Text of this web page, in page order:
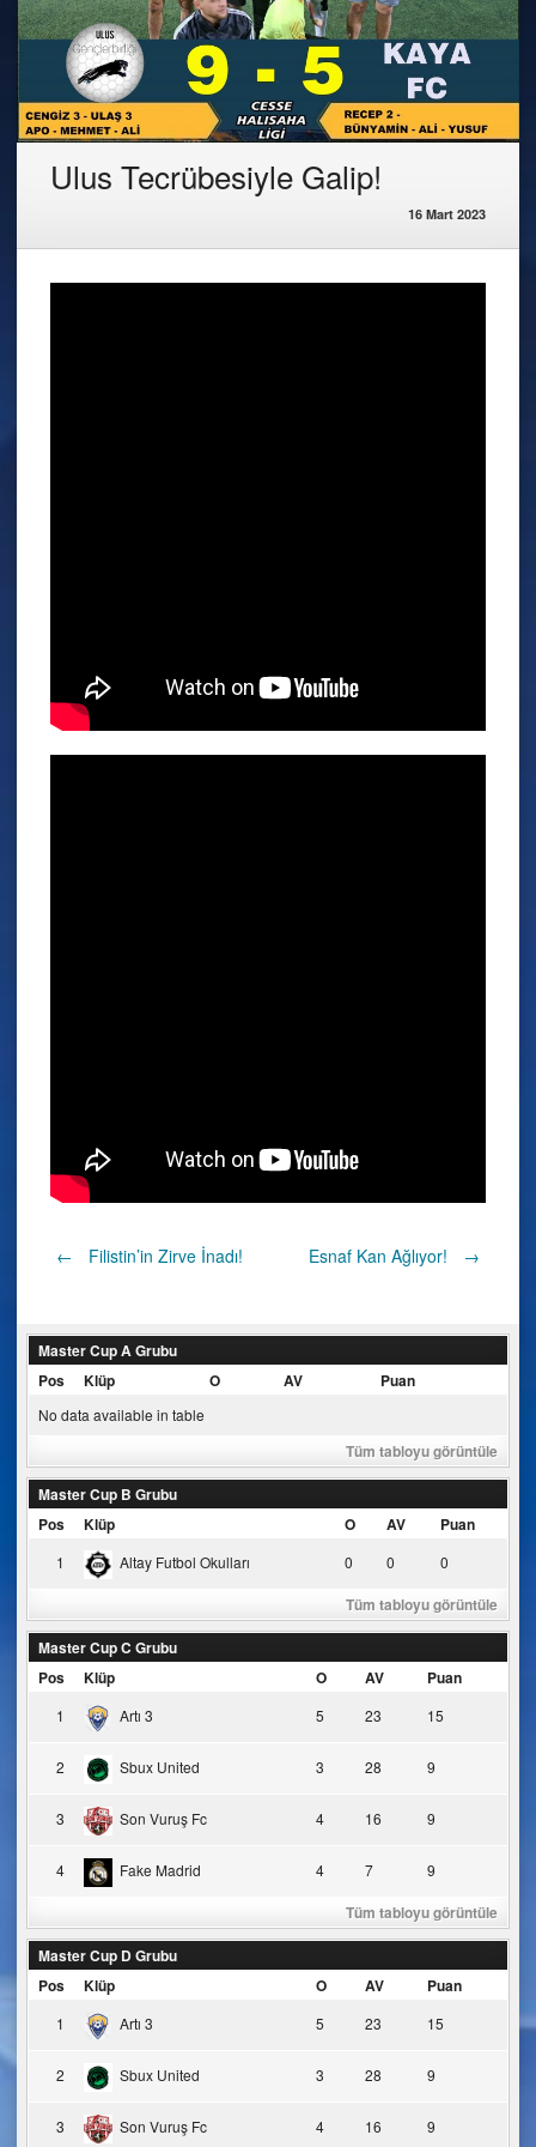
Ulus Tecrübesiyle Galip!
16 Mart 2023
Post
navigation
← Filistin’in Zirve İnadı! Esnaf Kan Ağlıyor! →
Master Cup A Grubu
Pos
Klüp O AV Puan
No data available in table
Tüm tabloyu görüntüle
Master Cup B Grubu
Pos
Klüp O AV Puan
1 Altay Futbol Okulları 0 0 0
Tüm tabloyu görüntüle
Master Cup C Grubu
Pos
Klüp O AV Puan
1 Artı 3 5 23 15
2 Sbux United 3 28 9
3 Son Vuruş Fc 4 16 9
4 Fake Madrid 4 7 9
Tüm tabloyu görüntüle
Master Cup D Grubu
Pos
Klüp O AV Puan
1 Artı 3 5 23 15
2 Sbux United 3 28 9
3 Son Vuruş Fc 4 16 9